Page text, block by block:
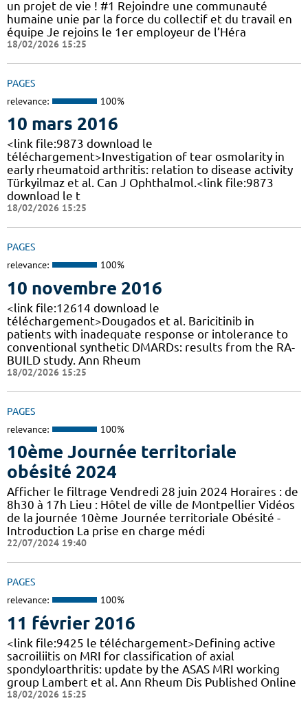
un projet de vie ! #1 Rejoindre une communauté
humaine unie par la force du collectif et du travail en
équipe Je rejoins le 1er employeur de l’Héra
18/02/2026 15:25
PAGES
relevance: 100%
10 mars 2016
<link file:9873 download le
téléchargement>Investigation of tear osmolarity in
early rheumatoid arthritis: relation to disease activity
Türkyilmaz et al. Can J Ophthalmol.<link file:9873
download le t
18/02/2026 15:25
PAGES
relevance: 100%
10 novembre 2016
<link file:12614 download le
téléchargement>Dougados et al. Baricitinib in
patients with inadequate response or intolerance to
conventional synthetic DMARDs: results from the RA-
BUILD study. Ann Rheum
18/02/2026 15:25
PAGES
relevance: 100%
10ème Journée territoriale
obésité 2024
Afficher le filtrage Vendredi 28 juin 2024 Horaires : de
8h30 à 17h Lieu : Hôtel de ville de Montpellier Vidéos
de la journée 10ème Journée territoriale Obésité -
Introduction La prise en charge médi
22/07/2024 19:40
PAGES
relevance: 100%
11 février 2016
<link file:9425 le téléchargement>Defining active
sacroiliitis on MRI for classification of axial
spondyloarthritis: update by the ASAS MRI working
group Lambert et al. Ann Rheum Dis Published Online
18/02/2026 15:25